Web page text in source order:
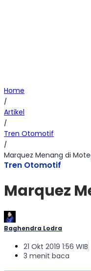
Home
/
Artikel
/
Tren Otomotif
/
Marquez Menang di
Tren Otomotif
Marquez
Baghendra Lodra
21 Okt 2019 1:56 WIB
3 menit baca